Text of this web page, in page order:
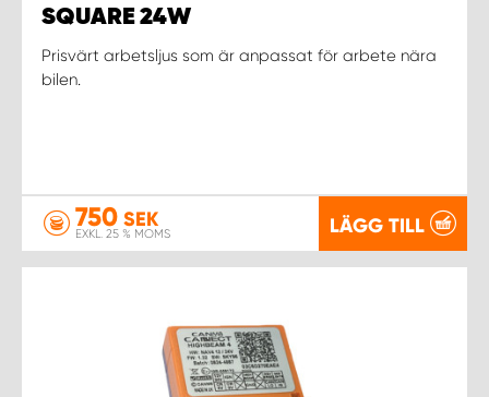
SQUARE 24W
Prisvärt arbetsljus som är anpassat för arbete nära
bilen.
750 SEK
EXKL. 25 % MOMS LÄGG TILL